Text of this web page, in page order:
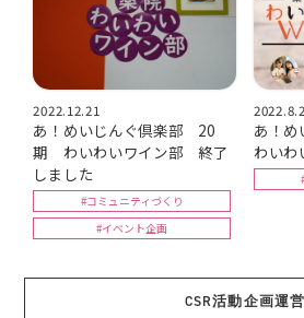
2022.12.21
あ！めいじんぐ倶楽部 20
期 わいわいワイン部 終了
しました
#コミュニティづくり
#イベント企画
2022.8.2
あ！
わいわ
CSR活動企画運営